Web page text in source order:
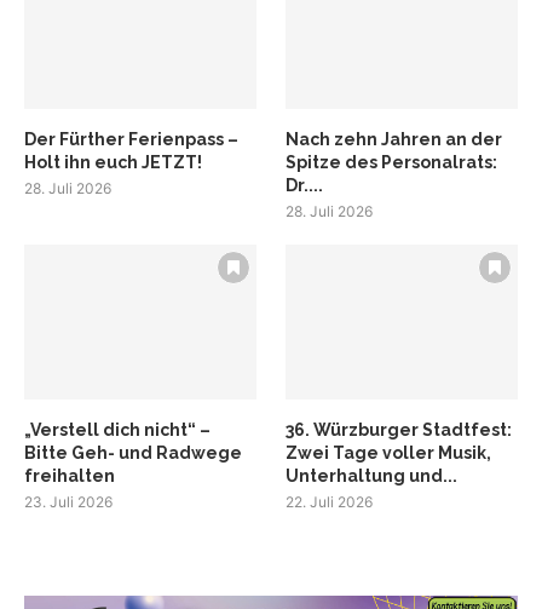
Der Fürther Ferienpass –
Holt ihn euch JETZT!
28. Juli 2026
Nach zehn Jahren an der
Spitze des Personalrats:
Dr....
28. Juli 2026
„Verstell dich nicht“ –
Bitte Geh- und Radwege
freihalten
23. Juli 2026
36. Würzburger Stadtfest:
Zwei Tage voller Musik,
Unterhaltung und...
22. Juli 2026